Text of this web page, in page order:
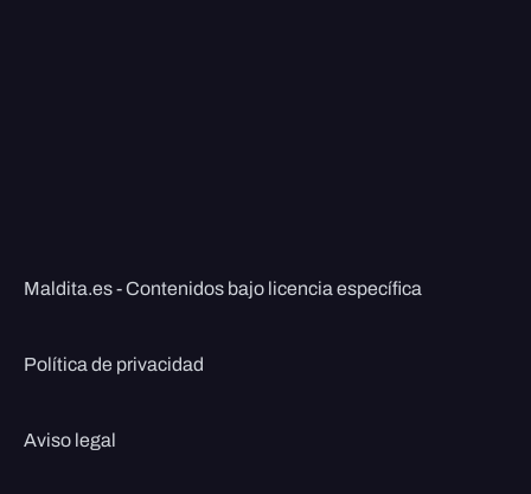
Maldita.es - Contenidos bajo licencia específica
Política de privacidad
Aviso legal